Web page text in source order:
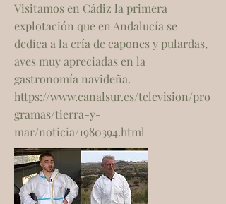
Visitamos en Cádiz la primera
explotación que en Andalucía se
dedica a la cría de capones y pulardas,
aves muy apreciadas en la
gastronomía navideña.
https://www.canalsur.es/television/pro
gramas/tierra-y-
mar/noticia/1980394.html